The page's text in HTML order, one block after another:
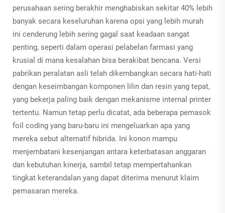
perusahaan sering berakhir menghabiskan sekitar 40% lebih
banyak secara keseluruhan karena opsi yang lebih murah
ini cenderung lebih sering gagal saat keadaan sangat
penting, seperti dalam operasi pelabelan farmasi yang
krusial di mana kesalahan bisa berakibat bencana. Versi
pabrikan peralatan asli telah dikembangkan secara hati-hati
dengan keseimbangan komponen lilin dan resin yang tepat,
yang bekerja paling baik dengan mekanisme internal printer
tertentu. Namun tetap perlu dicatat, ada beberapa pemasok
foil coding yang baru-baru ini mengeluarkan apa yang
mereka sebut alternatif hibrida. Ini konon mampu
menjembatani kesenjangan antara keterbatasan anggaran
dan kebutuhan kinerja, sambil tetap mempertahankan
tingkat keterandalan yang dapat diterima menurut klaim
pemasaran mereka.